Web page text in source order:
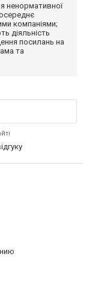
ненормативної
компаніями;
діяльність
посилань на
та